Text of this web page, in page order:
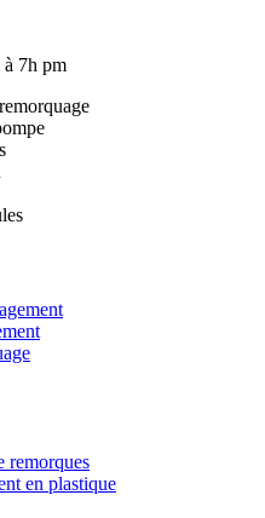
7h pm
remorques
en plastique